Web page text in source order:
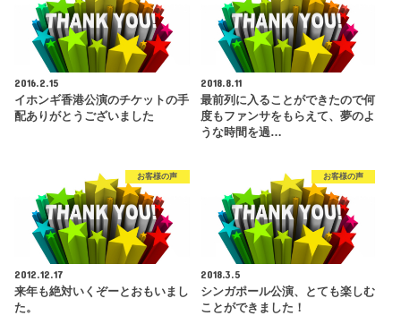
2016.2.15
イホンギ香港公演のチケットの手
配ありがとうございました
2018.8.11
最前列に入ることができたので何
度もファンサをもらえて、夢のよ
うな時間を過…
お客様の声
2012.12.17
来年も絶対いくぞーとおもいまし
た。
お客様の声
2018.3.5
シンガポール公演、とても楽しむ
ことができました！